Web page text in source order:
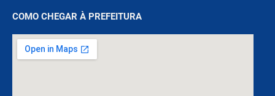
COMO CHEGAR À PREFEITURA